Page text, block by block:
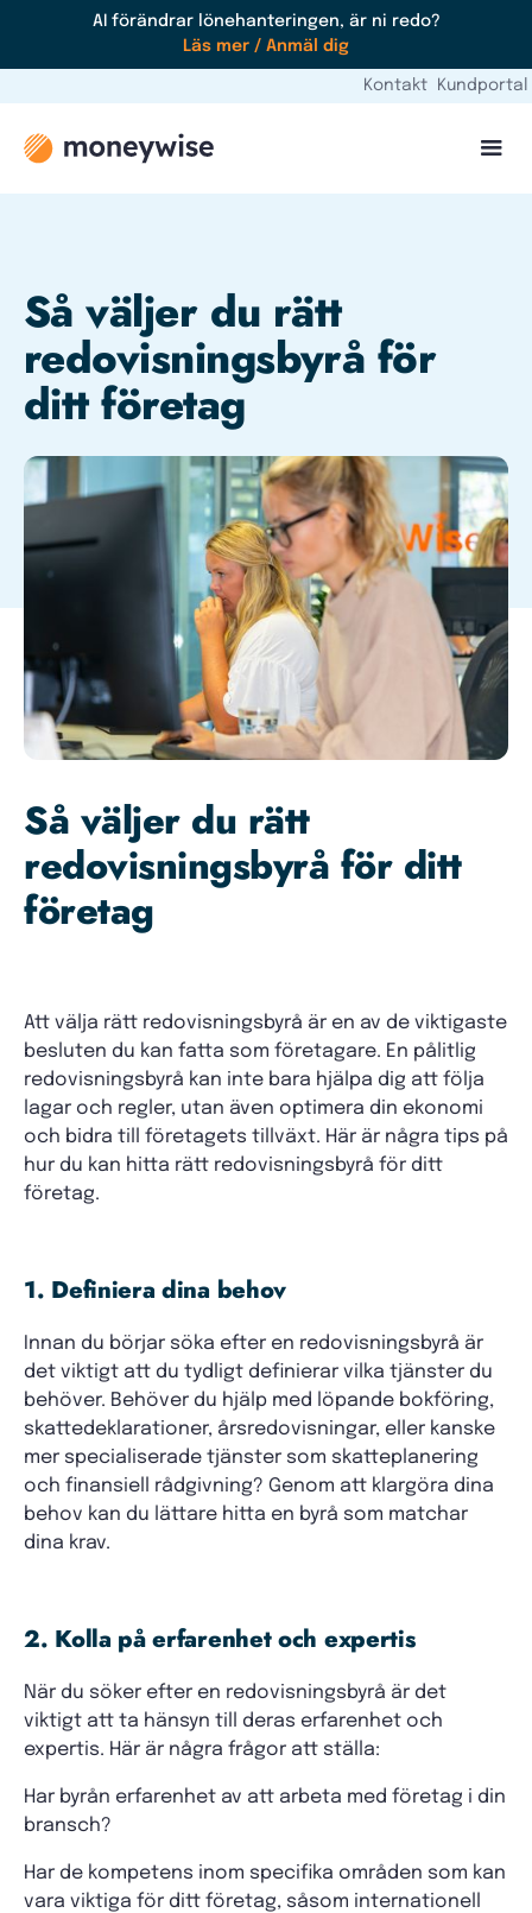
AI förändrar lönehanteringen, är ni redo?
Läs mer / Anmäl dig
Kontakt Kundportal
Så väljer du rätt
redovisningsbyrå för
ditt företag
Så väljer du rätt
redovisningsbyrå för ditt
företag
Att välja rätt redovisningsbyrå är en av de viktigaste
besluten du kan fatta som företagare. En pålitlig
redovisningsbyrå kan inte bara hjälpa dig att följa
lagar och regler, utan även optimera din ekonomi
och bidra till företagets tillväxt. Här är några tips på
hur du kan hitta rätt redovisningsbyrå för ditt
företag.
1. Definiera dina behov
Innan du börjar söka efter en redovisningsbyrå är
det viktigt att du tydligt definierar vilka tjänster du
behöver. Behöver du hjälp med löpande bokföring,
skattedeklarationer, årsredovisningar, eller kanske
mer specialiserade tjänster som skatteplanering
och finansiell rådgivning? Genom att klargöra dina
behov kan du lättare hitta en byrå som matchar
dina krav.
2. Kolla på erfarenhet och expertis
När du söker efter en redovisningsbyrå är det
viktigt att ta hänsyn till deras erfarenhet och
expertis. Här är några frågor att ställa:
Har byrån erfarenhet av att arbeta med företag i din
bransch?
Har de kompetens inom specifika områden som kan
vara viktiga för ditt företag, såsom internationell